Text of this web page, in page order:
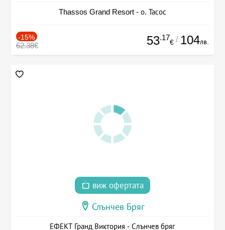
Thassos Grand Resort - о. Тасос
-15%
62.38€ 53.17
€ / 104лв.
виж офертата
Слънчев Бряг
ЕФЕКТ Гранд Виктория - Слънчев бряг